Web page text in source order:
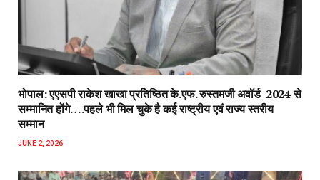
भोपाल: एएसपी राकेश‌ खाखा प्रतिष्ठित के.एफ. रुस्तमजी अवॉर्ड-2024 से
सम्मानित होंगे….पहले भी मिल चुके है कई राष्ट्रीय एवं राज्य स्तरीय
सम्मान
JUNE 2, 2026